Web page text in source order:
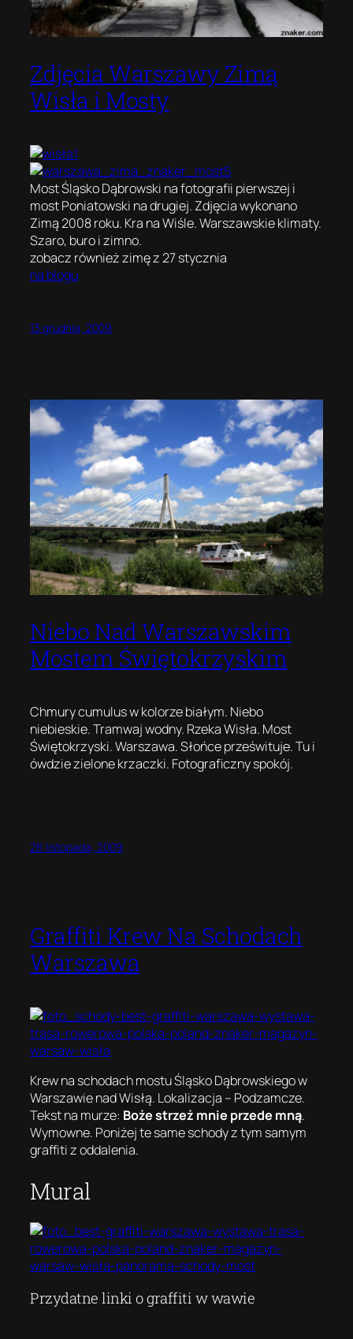
Zdjęcia Warszawy Zimą
Wisła i Mosty
Most Śląsko Dąbrowski na fotografii pierwszej i
most Poniatowski na drugiej. Zdjęcia wykonano
Zimą 2008 roku. Kra na Wiśle. Warszawskie klimaty.
Szaro, buro i zimno.
zobacz również zimę z 27 stycznia
na blogu
13 grudnia, 2009
Niebo Nad Warszawskim
Mostem Świętokrzyskim
Chmury cumulus w kolorze białym. Niebo
niebieskie. Tramwaj wodny. Rzeka Wisła. Most
Świętokrzyski. Warszawa. Słońce prześwituje. Tu i
ówdzie zielone krzaczki. Fotograficzny spokój.
26 listopada, 2009
Graffiti Krew Na Schodach
Warszawa
Krew na schodach mostu Śląsko Dąbrowskiego w
Warszawie nad Wisłą. Lokalizacja – Podzamcze.
Tekst na murze: Boże strzeż mnie przede mną.
Wymowne. Poniżej te same schody z tym samym
graffiti z oddalenia.
Mural
Przydatne linki o graffiti w wawie